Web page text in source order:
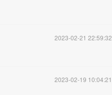
2023-02-21 22:59:32
2023-02-19 10:04:21